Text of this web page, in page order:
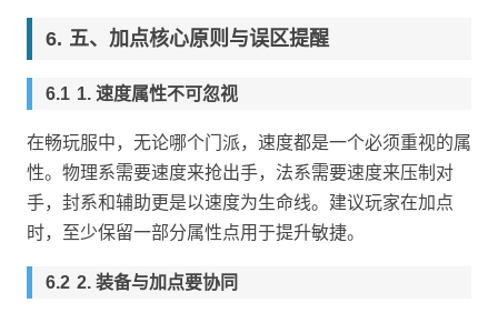
五、加点核心原则与误区提醒
1. 速度属性不可忽视
在畅玩服中，无论哪个门派，速度都是一个必须重视的属
性。物理系需要速度来抢出手，法系需要速度来压制对
手，封系和辅助更是以速度为生命线。建议玩家在加点
时，至少保留一部分属性点用于提升敏捷。
2. 装备与加点要协同